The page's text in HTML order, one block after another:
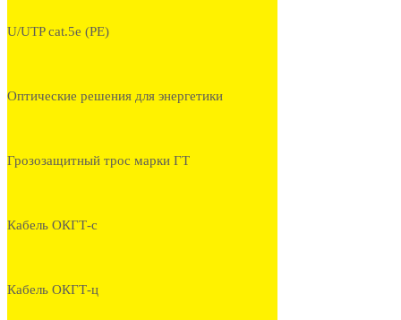
U/UTP cat.5e (PE)
Оптические решения для энергетики
Грозозащитный трос марки ГТ
Кабель ОКГТ-с
Кабель ОКГТ-ц